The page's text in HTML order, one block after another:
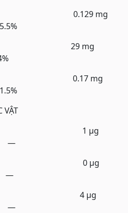
0.129 mg
29 mg
mg
VẬT
1 µg
0 µg
4 µg